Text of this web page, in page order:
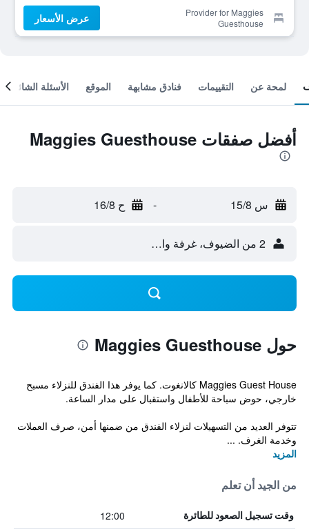
Provider for Maggies
Guesthouse
عرض الأسعار
لمحة عن التقييمات فنادق مشابهة الموقع الأسئلة الشائعة
أفضل صفقات Maggies Guesthouse
س 15/8 - ح 16/8
2 من الضيوف، غرفة واحدة
حول Maggies Guesthouse
Maggies Guest House كالانغوت. كما يوفر هذا الفندق للنزلاء مسبح
خارجي، حوض سباحة للأطفال واستقبال على مدار الساعة.
تتوفر العديد من التسهيلات لنزلاء الفندق من ضمنها أمن، صرف العملات
وخدمة الغرف. ...
المزيد
من الجيد أن تعلم
وقت تسجيل الصعود للطائرة 12:00